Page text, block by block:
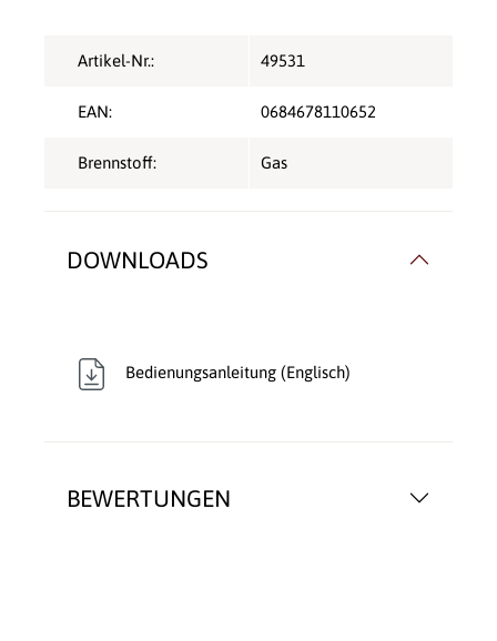
BEWERTUNGEN
Artikel-Nr.: 49531
EAN: 0684678110652
Brennstoff: Gas
DOWNLOADS
Bedienungsanleitung (Englisch)